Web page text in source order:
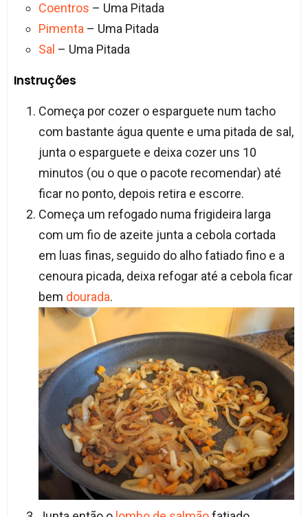
Coentros – Uma Pitada
Pimenta– Uma Pitada
Sal – Uma Pitada
Instruções
Começa por cozer o esparguete num tacho
com bastante água quente e uma pitada de sal,
junta o esparguete e deixa cozer uns 10
minutos (ou o que o pacote recomendar) até
ficar no ponto, depois retira e escorre.
Começa um refogado numa frigideira larga
com um fio de azeite junta a cebola cortada
em luas finas, seguido do alho fatiado fino e a
cenoura picada, deixa refogar até a cebola ficar
bem dourada.